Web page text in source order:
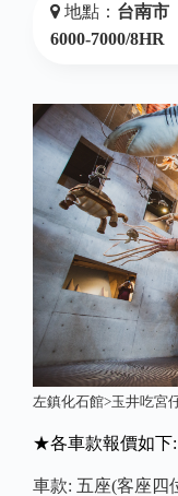
地點： 台南市
6000-7000/8HR
左鎮化石館>玉井吃宮
★各車款報價如下:
車款: 五座(客座四